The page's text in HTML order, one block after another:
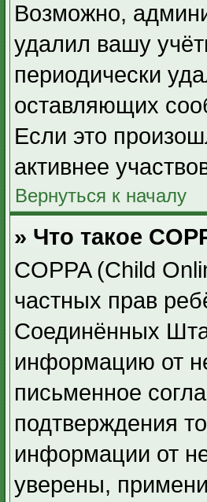
Возможно,
удалил вашу
периодически
оставляющих
Если это
активнее
Вернуться к началу
» Что такое
COPPA (Child
частных прав
Соединённых
информацию от
письменное
подтверждения
информации от
уверены,